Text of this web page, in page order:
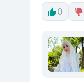
0